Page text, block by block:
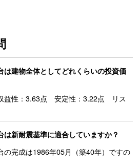
は建物全体としてどれくらいの投資価
益性：3.63点 安定性：3.22点 リス
は新耐震基準に適合していますか？
の完成は1986年05月（築40年）ですの